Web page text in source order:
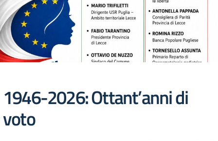
1946-2026: Ottant’anni di
voto